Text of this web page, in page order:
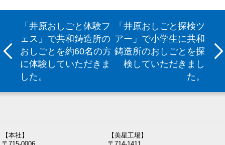
「井原おしごと体験フ
ェス」で共和鋳造所の
おしごとを約60名の方
に体験していただきま
した。
「井原おしごと探検ツ
アー」で小学生に共和
鋳造所のおしごとを探
検していただきまし
た。
【本社】
【美星工場】